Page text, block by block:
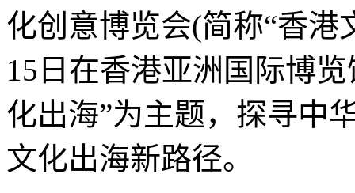
化创意博览会(简称“香港
15日在香港亚洲国际博
化出海”为主题，探寻中
文化出海新路径。